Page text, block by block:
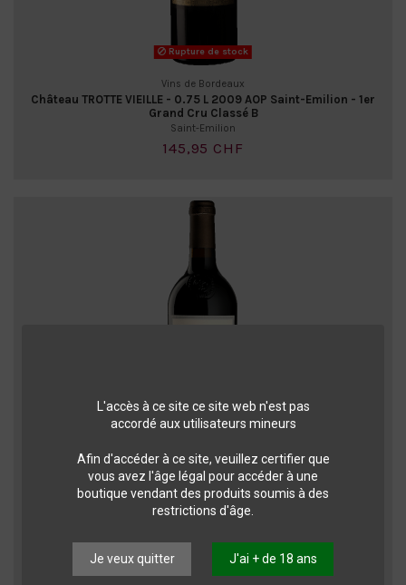
L'accès à ce site ce site web n'est pas
accordé aux utilisateurs mineurs
Afin d'accéder à ce site, veuillez certifier que
vous avez l'âge légal pour accéder à une
boutique vendant des produits soumis à des
restrictions d'âge.
Je veux quitter J'ai + de 18 ans
Rupture de stock
Vins de Bordeaux
Château TROTTE VIEILLE - 0.75 L 2009 AOP Saint-Emilion - 1er
Grand Cru Classé B
Saint-Emilion
145,95 CHF
Vins de Bordeaux
Château SOUTARD - 0.75 L 2021 St.-Emilion AOC - Grand Cru
Saint-Emilion
48,65 CHF